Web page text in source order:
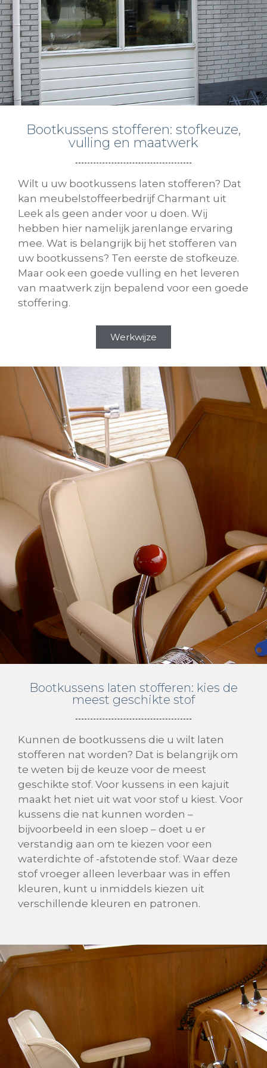
Bootkussens stofferen: stofkeuze,
vulling en maatwerk
Wilt u uw bootkussens laten stofferen? Dat
kan meubelstoffeerbedrijf Charmant uit
Leek als geen ander voor u doen. Wij
hebben hier namelijk jarenlange ervaring
mee. Wat is belangrijk bij het stofferen van
uw bootkussens? Ten eerste de stofkeuze.
Maar ook een goede vulling en het leveren
van maatwerk zijn bepalend voor een goede
stoffering.
Werkwijze
Bootkussens laten stofferen: kies de
meest geschikte stof
Kunnen de bootkussens die u wilt laten
stofferen nat worden? Dat is belangrijk om
te weten bij de keuze voor de meest
geschikte stof. Voor kussens in een kajuit
maakt het niet uit wat voor stof u kiest. Voor
kussens die nat kunnen worden –
bijvoorbeeld in een sloep – doet u er
verstandig aan om te kiezen voor een
waterdichte of -afstotende stof. Waar deze
stof vroeger alleen leverbaar was in effen
kleuren, kunt u inmiddels kiezen uit
verschillende kleuren en patronen.